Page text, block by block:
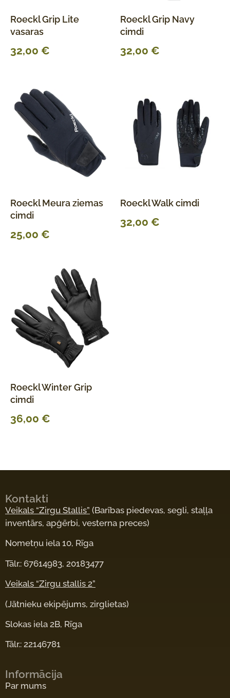
Roeckl Grip Lite
vasaras
32,00 €
Roeckl Grip Navy
cimdi
32,00 €
Roeckl Meura ziemas
cimdi
25,00 €
Roeckl Walk cimdi
32,00 €
Roeckl Winter Grip
cimdi
36,00 €
Kontakti
Veikals “Zirgu Stallis” (Barības piedevas, segli, staļļa
inventārs, apģērbi, vesterna preces)
Nometņu iela 10, Rīga
Tālr.: 67614983, 20183477
Veikals “Zirgu stallis 2”
(Jātnieku ekipējums, zirglietas)
Slokas iela 2B, Rīga
Tālr.: 22146781
Informācija
Par mums